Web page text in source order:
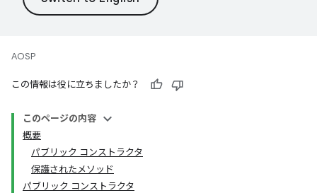
AOSP
この情報は役に立ちましたか？
このページの内容
概要
パブリック コンストラクタ
保護されたメソッド
パブリック コンストラクタ